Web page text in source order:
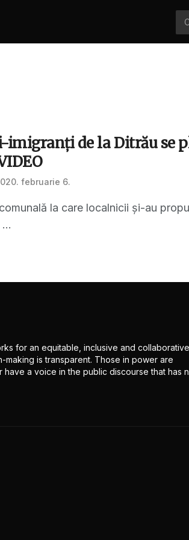
de la Ditrău se
februarie 6.
la care localnicii şi-au
for an equitable, inclusive and collaborative
is transparent. Those in power are
a voice in the public discourse that has